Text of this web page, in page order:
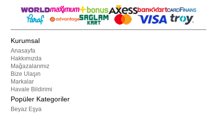
Kurumsal
Anasayfa
Hakkımızda
Mağazalarımız
Bize Ulaşın
Markalar
Havale Bildirimi
Popüler Kategoriler
Beyaz Eşya